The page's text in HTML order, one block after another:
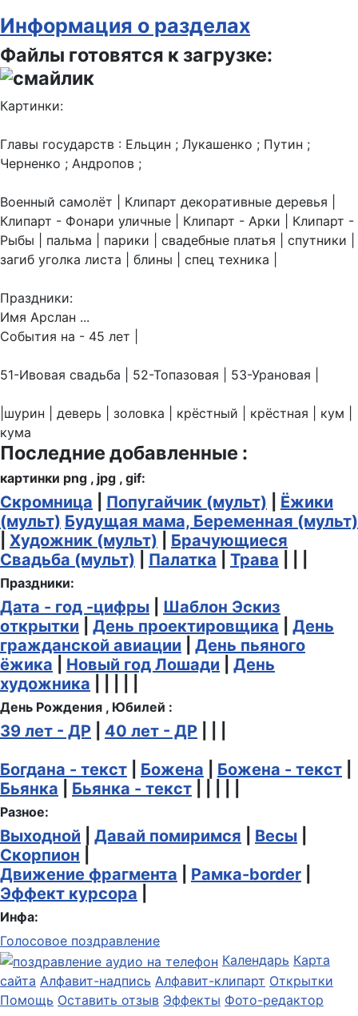
Информация о разделах
Файлы готовятся к загрузке:
Картинки:
Главы государств : Ельцин ; Лукашенко ; Путин ;
Черненко ; Андропов ;
Военный самолёт | Клипарт декоративные деревья |
Клипарт - Фонари уличные | Клипарт - Арки | Клипарт -
Рыбы | пальма | парики | свадебные платья | спутники |
загиб уголка листа | блины | спец техника |
Праздники:
Имя Арслан ...
События на - 45 лет |
51-Ивовая свадьба | 52-Топазовая | 53-Урановая |
|шурин | деверь | золовка | крёстный | крёстная | кум |
кума
Последние добавленные :
картинки png , jpg , gif:
Скромница Попугайчик (мульт)
Ёжики
(мульт) Будущая мама, Беременная (мульт)
Художник (мульт)
Брачующиеся
Свадьба (мульт)
Палатка Трава
Праздники:
Дата - год -цифры
Шаблон Эскиз
открытки
День проектировщика
День
гражданской авиации
День пьяного
ёжика
Новый год Лошади
День
художника
День Рождения , Юбилей :
39 лет - ДР 40 лет - ДР
Богдана - текст
Божена Божена - текст
Бьянка
Бьянка - текст
Разное:
Выходной Давай помиримся Весы
Скорпион
Движение фрагмента
Рамка-border
Эффект курсора
Инфа:
Голосовое поздравление
Календарь Карта
сайта Алфавит-надпись Алфавит-клипарт Открытки
Помощь Оставить отзыв Эффекты Фото-редактор